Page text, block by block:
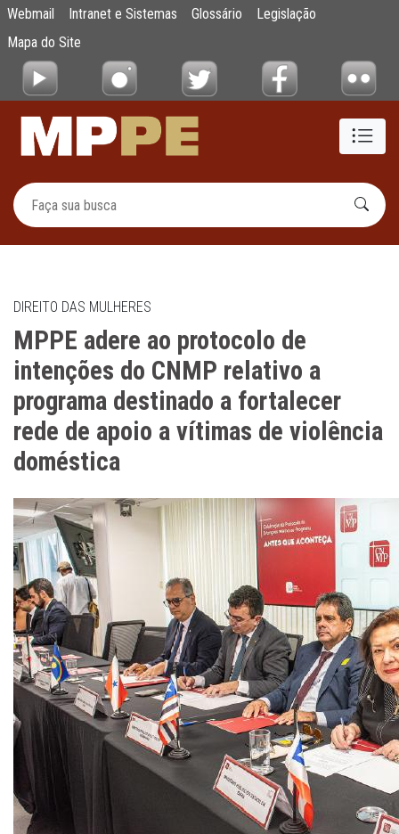
Pular para o Conteúdo principal
MPPE adere ao protocolo de intenções do
Webmail Intranet e Sistemas Glossário
Legislação
Mapa do Site
DIREITO DAS MULHERES
MPPE adere ao protocolo de
intenções do CNMP relativo a
programa destinado a fortalecer
rede de apoio a vítimas de violência
doméstica